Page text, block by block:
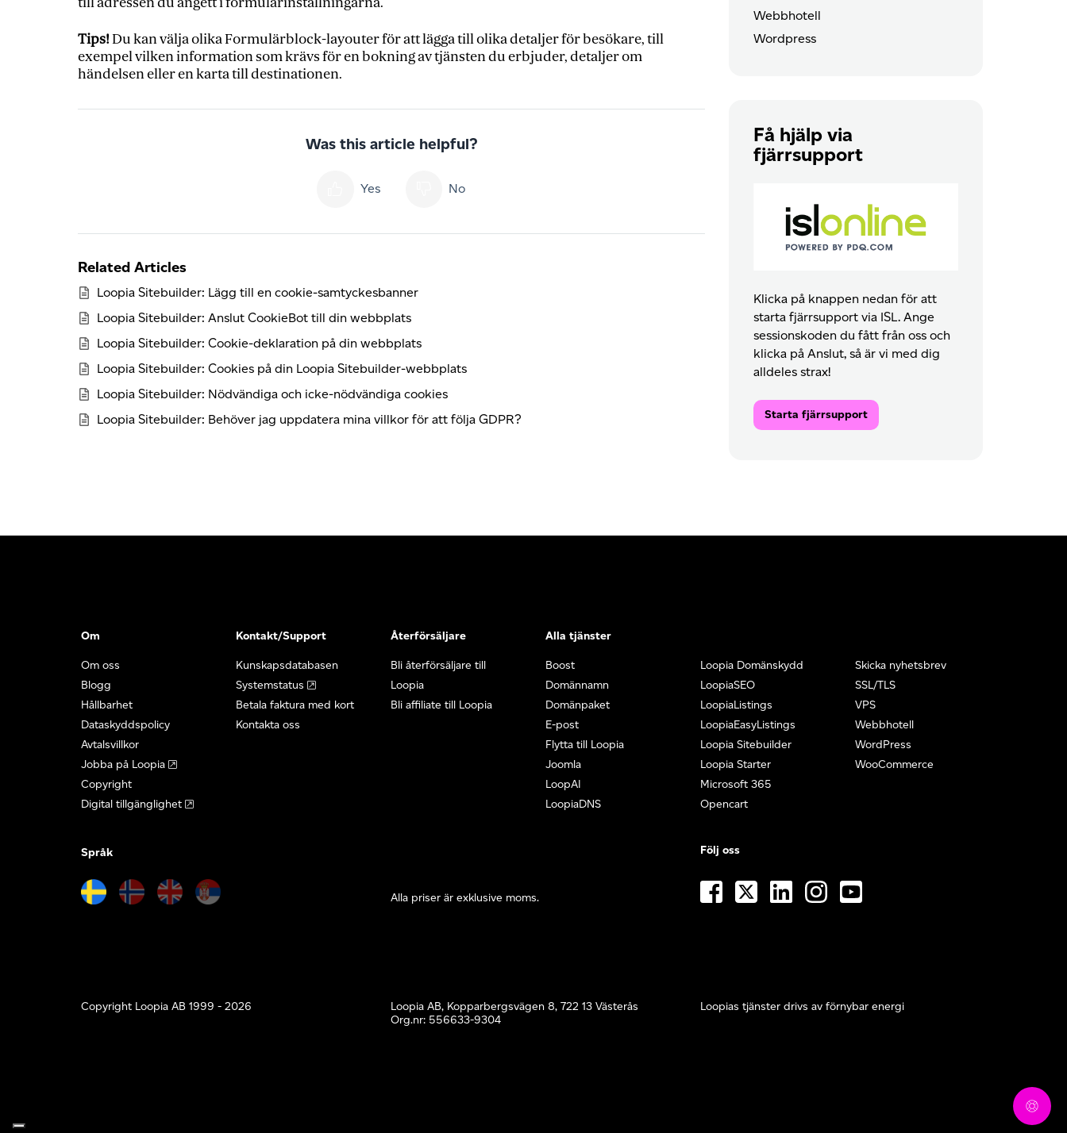
Tips!Du kan välja olika Formulärblock-layouter för att lägga till olika detaljer för besökare, till
exempel vilken information som krävs för en bokning av tjänsten du erbjuder, detaljer om
händelsen eller en karta till destinationen.
Was this article helpful?
Yes No
Related Articles
Loopia Sitebuilder: Lägg till en cookie-samtyckesbanner
Loopia Sitebuilder: Anslut CookieBot till din webbplats
Loopia Sitebuilder: Cookie-deklaration på din webbplats
Loopia Sitebuilder: Cookies på din Loopia Sitebuilder-webbplats
Loopia Sitebuilder: Nödvändiga och icke-nödvändiga cookies
Loopia Sitebuilder: Behöver jag uppdatera mina villkor för att följa GDPR?
Webbhotell
Wordpress
Få hjälp via
fjärrsupport
Klicka på knappen nedan för att
starta fjärrsupport via ISL. Ange
sessionskoden du fått från oss och
klicka på Anslut, så är vi med dig
alldeles strax!
Starta fjärrsupport
Om
Om oss
Blogg
Hållbarhet
Dataskyddspolicy
Avtalsvillkor
Jobba på Loopia
Copyright
Digital tillgänglighet
Kontakt/Support
Kunskapsdatabasen
Systemstatus
Betala faktura med kort
Kontakta oss
Återförsäljare
Bli återförsäljare till
Loopia
Bli affiliate till Loopia
Alla tjänster
Boost
Domännamn
Domänpaket
E-post
Flytta till Loopia
Joomla
LoopAI
LoopiaDNS
Loopia Domänskydd
LoopiaSEO
LoopiaListings
LoopiaEasyListings
Loopia Sitebuilder
Loopia Starter
Microsoft 365
Opencart
Skicka nyhetsbrev
SSL/TLS
VPS
Webbhotell
WordPress
WooCommerce
Språk
Alla priser är exklusive moms.
Följ oss
Copyright Loopia AB 1999 - 2026
Loopia AB, Kopparbergsvägen 8, 722 13 Västerås
Org.nr: 556633-9304
Loopias tjänster drivs av förnybar energi